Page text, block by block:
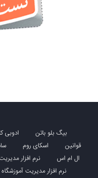
بیگ بلو باتن ادوبی
قوانین
اسکای روم
ال ام اس
نرم افزار
نرم افزار مدیریت آموزشگاه